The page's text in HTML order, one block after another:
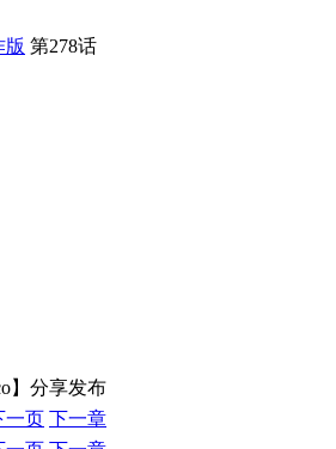
版 第278话
】分享发布
一页 下一章